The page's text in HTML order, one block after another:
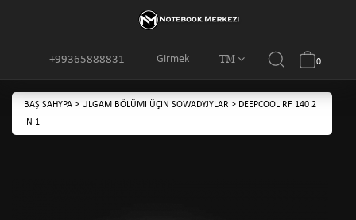
Girmek TM
+99365888831 0
BAŞ SAHYPA > ULGAM BÖLÜMI ÜÇIN SOWADYJYLAR > DEEPCOOL RF 140 2
IN 1